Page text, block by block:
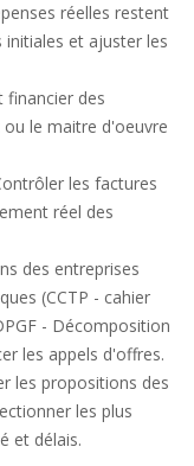
réelles restent
initiales et ajuster les
financier des
le maitre d'oeuvre
les factures
réel des
des entreprises
(CCTP - cahier
- Décomposition
les appels d'offres.
les propositions des
les plus
et délais.